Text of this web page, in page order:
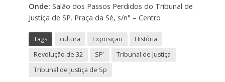
Onde: Salão dos Passos Perdidos do Tribunal de
Justiça de SP. Praça da Sé, s/n° – Centro
Tags cultura Exposição
História
Revolução de 32
SP´
Tribunal de Justiça
Tribunal de Justiça de Sp